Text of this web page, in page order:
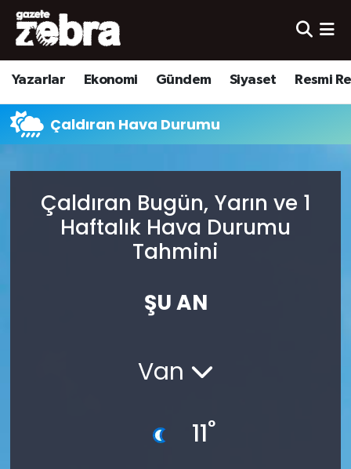
Yazarlar Ekonomi Gündem Siyaset Resmi
Çaldıran Hava Durumu
Çaldıran Bugün, Yarın ve 1
Haftalık Hava Durumu
Tahmini
ŞU AN
Van
11°
Yazarlar
Ekonomi
Kültür-Sanat
Spor
Nöbetçi Eczaneler
Hava Durumu
Trafik Durumu
Tüm Manşetler
Son Dakika Haberleri